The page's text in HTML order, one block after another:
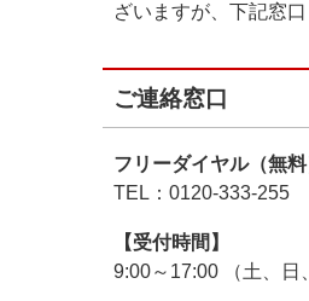
ざいますが、下記窓
ご連絡窓口
フリーダイヤル（無料
TEL：0120-333-255
【受付時間】
9:00～17:00 （土、日